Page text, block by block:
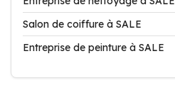
Salon de coiffure à SALE
Entreprise de peinture à SALE